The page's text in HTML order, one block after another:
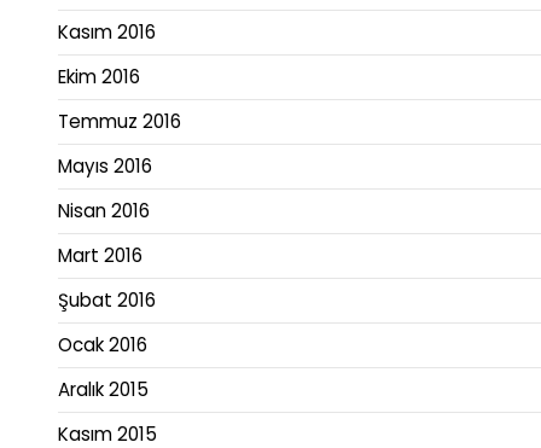
Kasım 2016
Ekim 2016
Temmuz 2016
Mayıs 2016
Nisan 2016
Mart 2016
Şubat 2016
Ocak 2016
Aralık 2015
Kasım 2015